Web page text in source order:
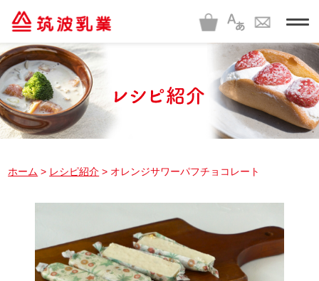
t
o
g
l
e
n
a
v
i
g
a
ホーム > レシピ紹介 > オレンジサワーパフチョコレート